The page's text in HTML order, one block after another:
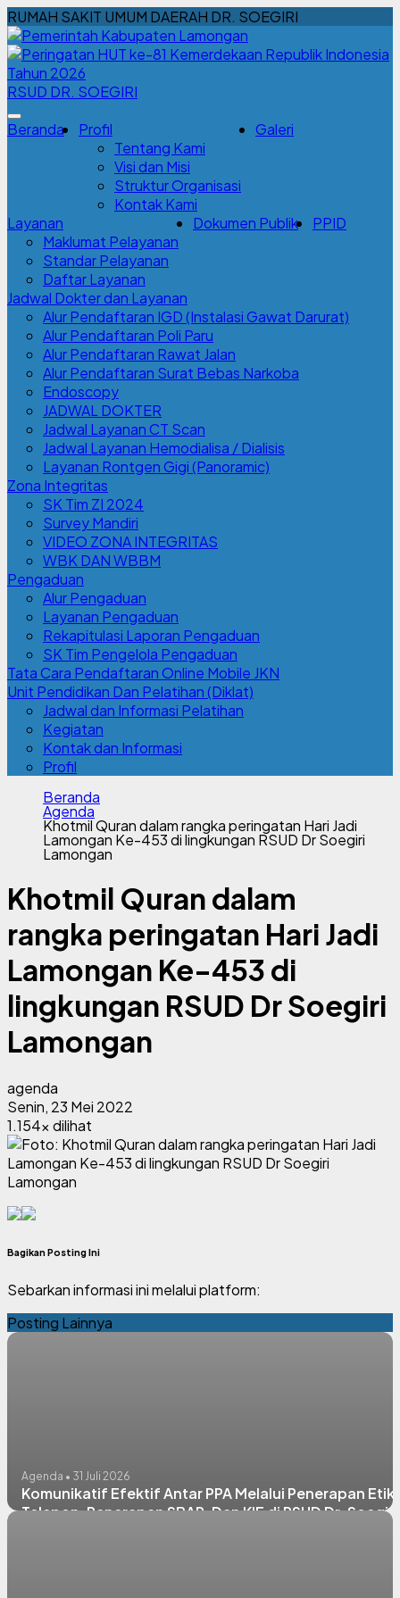
RUMAH SAKIT UMUM DAERAH DR. SOEGIRI
RSUD DR. SOEGIRI
Beranda
Profil
Tentang Kami
Visi dan Misi
Struktur Organisasi
Kontak Kami
Galeri
Layanan
Maklumat Pelayanan
Standar Pelayanan
Daftar Layanan
Dokumen Publik PPID
Jadwal Dokter dan Layanan
Alur Pendaftaran IGD (Instalasi Gawat Darurat)
Alur Pendaftaran Poli Paru
Alur Pendaftaran Rawat Jalan
Alur Pendaftaran Surat Bebas Narkoba
Endoscopy
JADWAL DOKTER
Jadwal Layanan CT Scan
Jadwal Layanan Hemodialisa / Dialisis
Layanan Rontgen Gigi (Panoramic)
Zona Integritas
SK Tim ZI 2024
Survey Mandiri
VIDEO ZONA INTEGRITAS
WBK DAN WBBM
Pengaduan
Alur Pengaduan
Layanan Pengaduan
Rekapitulasi Laporan Pengaduan
SK Tim Pengelola Pengaduan
Tata Cara Pendaftaran Online Mobile JKN
Unit Pendidikan Dan Pelatihan (Diklat)
Jadwal dan Informasi Pelatihan
Kegiatan
Kontak dan Informasi
Profil
Beranda
Agenda
Khotmil Quran dalam rangka peringatan Hari Jadi
Lamongan Ke-453 di lingkungan RSUD Dr Soegiri
Lamongan
Khotmil Quran dalam
rangka peringatan Hari Jadi
Lamongan Ke-453 di
lingkungan RSUD Dr Soegiri
Lamongan
agenda
Senin, 23 Mei 2022
1.154x dilihat
Bagikan Posting Ini
Sebarkan informasi ini melalui platform:
Posting Lainnya
Agenda • 31 Juli 2026
Komunikatif Efektif Antar PPA Melalui Penerapan
Telepon, Penerapan SBAR, Dan KIE di RSUD Dr. Soegiri